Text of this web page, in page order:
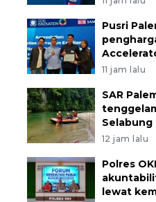
Pusri
11 jam lalu
SAR
Selabung
12 jam lalu
Polres
lewat